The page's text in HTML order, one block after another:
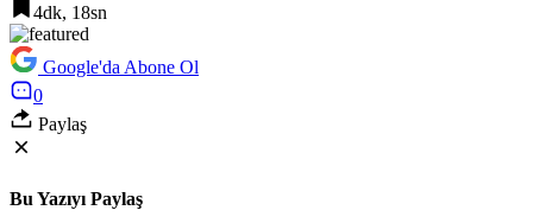
4dk, 18sn
Google'da Abone Ol
0
Paylaş
Bu Yazıyı Paylaş